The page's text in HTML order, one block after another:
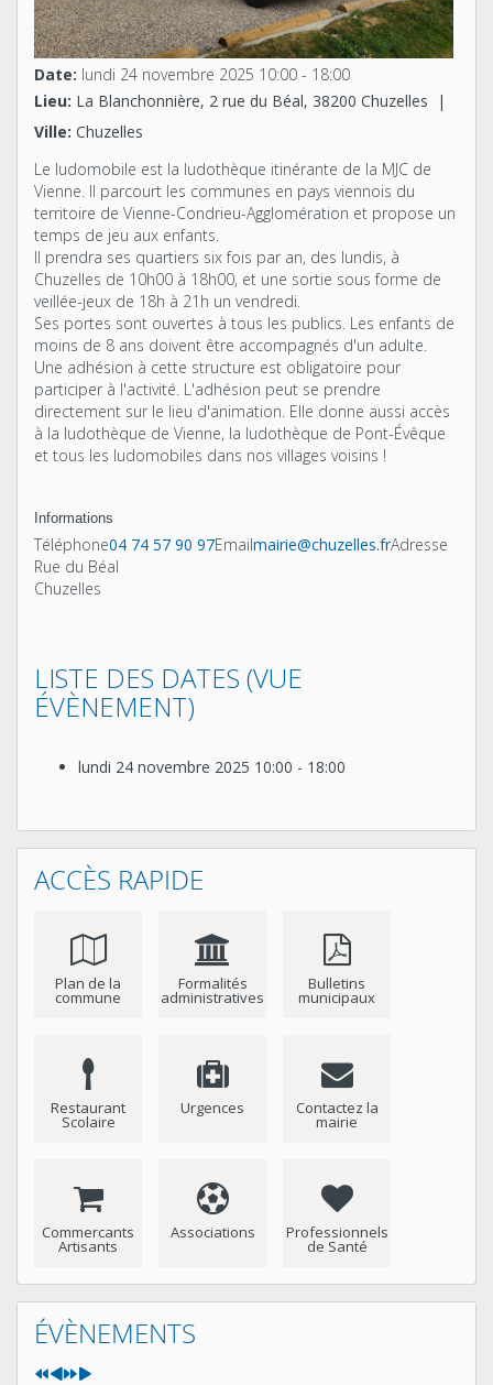
Date: lundi 24 novembre 2025 10:00 - 18:00
Lieu: La Blanchonnière, 2 rue du Béal, 38200 Chuzelles
|
Ville: Chuzelles
Le ludomobile est la ludothèque itinérante de la MJC de
Vienne. Il parcourt les communes en pays viennois du
territoire de Vienne-Condrieu-Agglomération et propose un
temps de jeu aux enfants.
Il prendra ses quartiers six fois par an, des lundis, à
Chuzelles de 10h00 à 18h00, et une sortie sous forme de
veillée-jeux de 18h à 21h un vendredi.
Ses portes sont ouvertes à tous les publics. Les enfants de
moins de 8 ans doivent être accompagnés d'un adulte.
Une adhésion à cette structure est obligatoire pour
participer à l'activité. L'adhésion peut se prendre
directement sur le lieu d'animation. Elle donne aussi accès
à la ludothèque de Vienne, la ludothèque de Pont-Évêque
et tous les ludomobiles dans nos villages voisins !
Informations
Téléphone04 74 57 90 97Emailmairie@chuzelles.frAdresse
Rue du Béal
Chuzelles
LISTE DES DATES (VUE
ÉVÈNEMENT)
lundi 24 novembre 2025 10:00 - 18:00
ACCÈS RAPIDE
Plan de la
commune
Formalités
administratives
Bulletins
municipaux
Restaurant
Scolaire
Urgences Contactez la
mairie
Commercants
Artisants
Associations Professionnels
de Santé
ÉVÈNEMENTS
Année
précédente
Mois
précédent
Année
suivante
Mois
suivant